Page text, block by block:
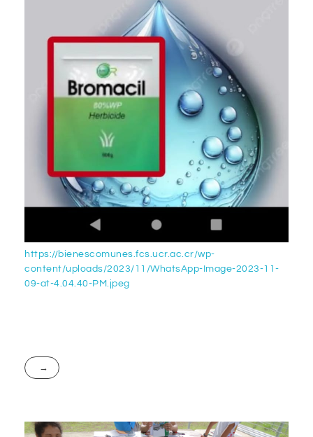
https://bienescomunes.fcs.ucr.ac.cr/wp-
content/uploads/2023/11/WhatsApp-Image-2023-11-
09-at-4.04.40-PM.jpeg